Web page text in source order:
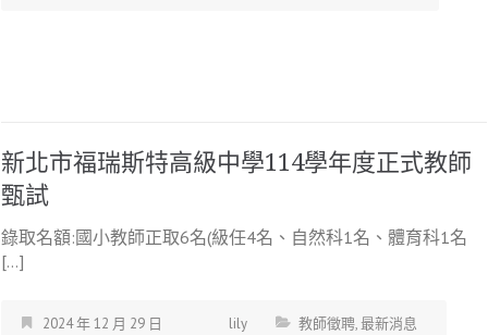
新北市福瑞斯特高級中學114學年度正式教師
甄試
錄取名額:國小教師正取6名(級任4名、自然科1名、體育科1名
[…]
2024 年 12 月 29 日 lily 教師徵聘,最新消息